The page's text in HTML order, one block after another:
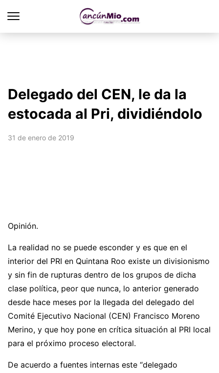
Delegado del CEN, le da la
estocada al Pri, dividiéndolo
31 de enero de 2019
Opinión.
La realidad no se puede esconder y es que en el
interior del PRI en Quintana Roo existe un divisionismo
y sin fin de rupturas dentro de los grupos de dicha
clase política, peor que nunca, lo anterior generado
desde hace meses por la llegada del delegado del
Comité Ejecutivo Nacional (CEN) Francisco Moreno
Merino, y que hoy pone en crítica situación al PRI local
para el próximo proceso electoral.
De acuerdo a fuentes internas este “delegado